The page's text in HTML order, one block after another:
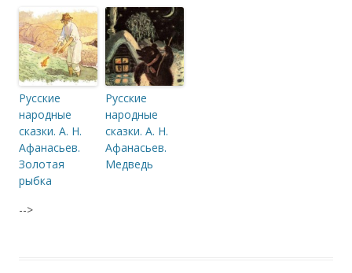
Русские
народные
сказки. А. Н.
Афанасьев.
Золотая
рыбка
Русские
народные
сказки. А. Н.
Афанасьев.
Медведь
-->